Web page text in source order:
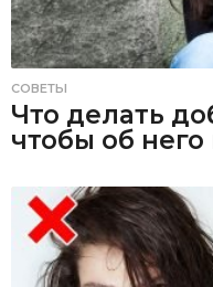
СОВЕТЫ
Что делать
чтобы об